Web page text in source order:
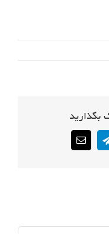
بگذارید
Telegram
Email